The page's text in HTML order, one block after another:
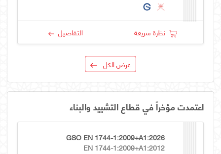
نظرة سريعة التفاصيل
عرض الكل
اعتمدت مؤخراً في قطاع التشييد والبناء
GSO EN 1744-1:2009+A1:2026
EN 1744-1:2009+A1:2012